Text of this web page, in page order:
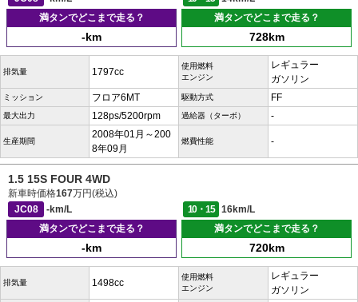
満タンでどこまで走る？
-km
満タンでどこまで走る？
728km
排気量 1797cc
使用燃料
エンジン
レギュラー
ガソリン
ミッション フロア6MT 駆動方式 FF
最大出力 128ps/5200rpm 過給器（ターボ） -
生産期間
2008年01月～200
8年09月
燃費性能 -
1.5 15S FOUR 4WD
新車時価格167万円(税込)
JC08
-km/L 10・15
16km/L
満タンでどこまで走る？
-km
満タンでどこまで走る？
720km
排気量 1498cc
使用燃料
エンジン
レギュラー
ガソリン